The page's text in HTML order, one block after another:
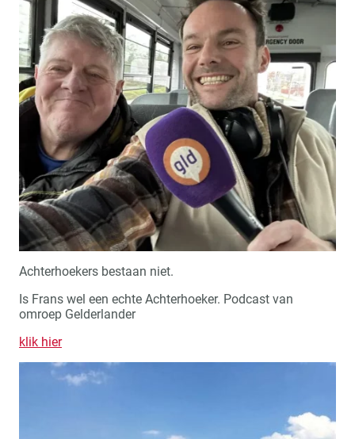
Achterhoekers bestaan niet.
Is Frans wel een echte Achterhoeker. Podcast van
omroep Gelderlander
klik hier